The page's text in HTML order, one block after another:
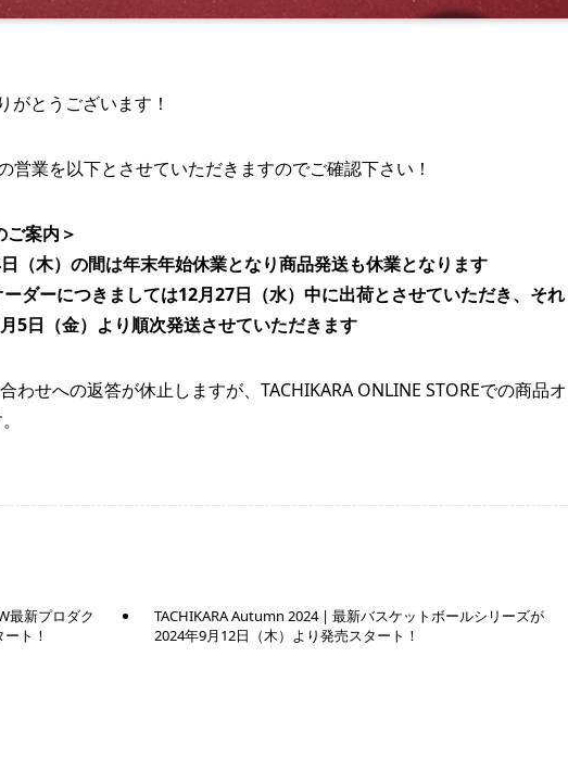
とうございます！
営業を以下とさせていただきますのでご確認下さい！
ご案内＞
（木）の間は年末年始休業となり商品発送も休業となります
ダーにつきましては12月27日（水）中に出荷とさせていただき、それ
5日（金）より順次発送させていただきます
せへの返答が休止しますが、TACHIKARA ONLINE STOREでの商品オ
最新プロダク
ト！
TACHIKARA Autumn 2024 | 最新バスケットボールシリーズが
2024年9月12日（木）より発売スタート！